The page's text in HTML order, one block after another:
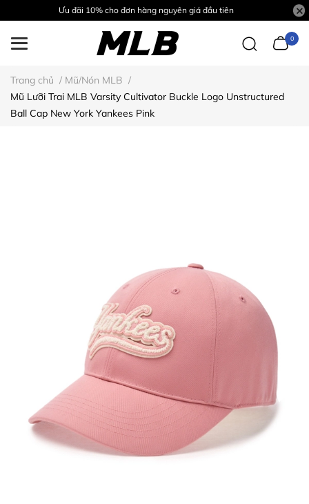
Ưu đãi 10% cho đơn hàng nguyên giá đầu tiên
0
Trang chủ / Mũ/Nón MLB /
Mũ Lưỡi Trai MLB Varsity Cultivator Buckle Logo Unstructured
Ball Cap New York Yankees Pink